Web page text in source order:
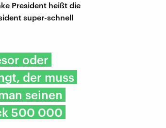
President heißt die
super-schnell
oder
der muss
seinen
500 000